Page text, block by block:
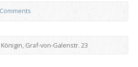
Graf-von-Galenstr. 23